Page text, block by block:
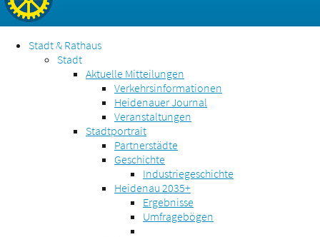
Stadt & Rathaus
Stadt
Aktuelle Mitteilungen
Verkehrsinformationen
Heidenauer Journal
Veranstaltungen
Stadtportrait
Partnerstädte
Geschichte
Industriegeschichte
Heidenau 2035+
Ergebnisse
Umfragebögen